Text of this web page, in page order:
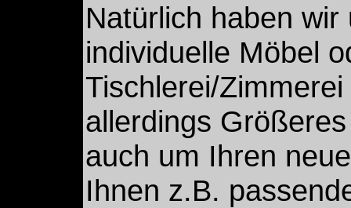
Natürlich haben
individuelle Möbel
Tischlerei/
allerdings
auch um Ihren
Ihnen z.B.